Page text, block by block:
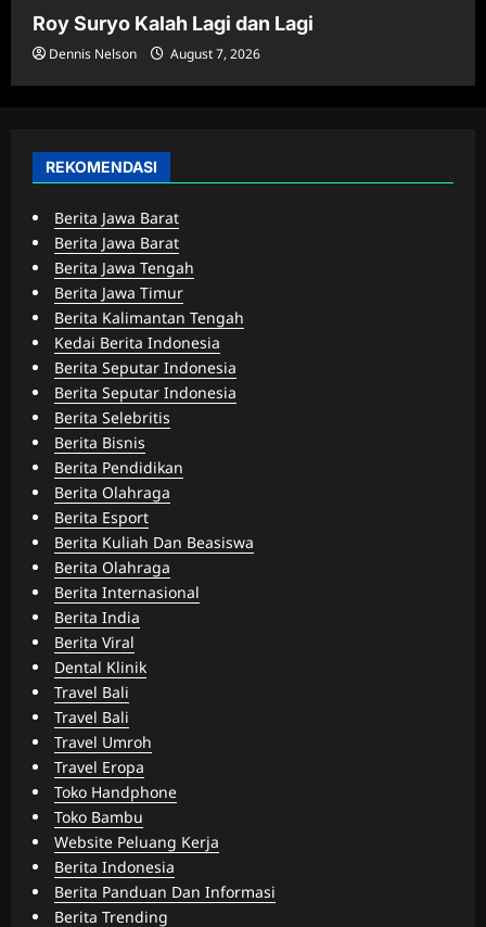
Roy Suryo Kalah Lagi dan Lagi
Dennis Nelson August 7, 2026
REKOMENDASI
Berita Jawa Barat
Berita Jawa Barat
Berita Jawa Tengah
Berita Jawa Timur
Berita Kalimantan Tengah
Kedai Berita Indonesia
Berita Seputar Indonesia
Berita Seputar Indonesia
Berita Selebritis
Berita Bisnis
Berita Pendidikan
Berita Olahraga
Berita Esport
Berita Kuliah Dan Beasiswa
Berita Olahraga
Berita Internasional
Berita India
Berita Viral
Dental Klinik
Travel Bali
Travel Bali
Travel Umroh
Travel Eropa
Toko Handphone
Toko Bambu
Website Peluang Kerja
Berita Indonesia
Berita Panduan Dan Informasi
Berita Trending